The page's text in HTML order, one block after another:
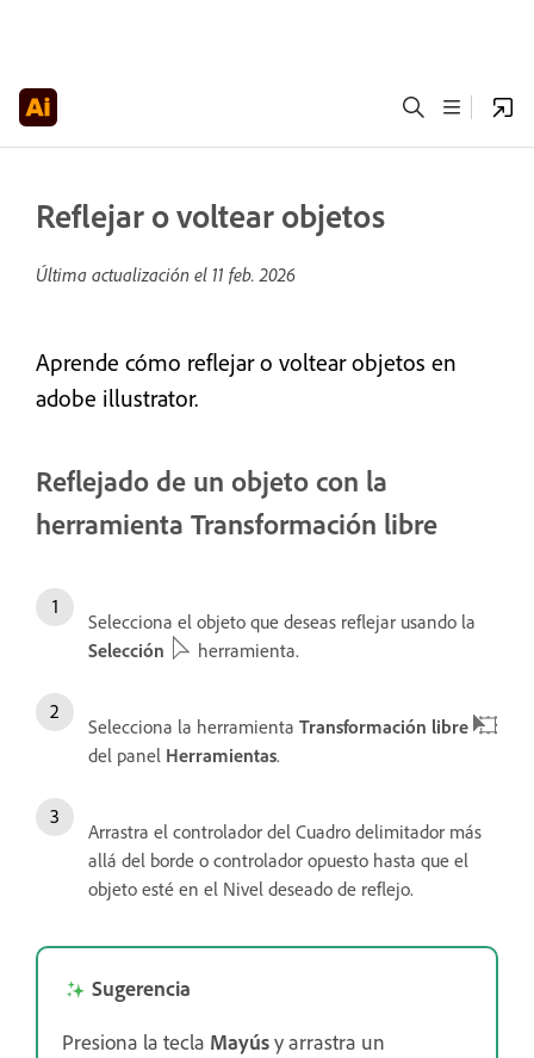
Reflejar o voltear objetos
Última actualización el 11 feb. 2026
Aprende cómo reflejar o voltear objetos en
adobe illustrator.
Reflejado de un objeto con la
herramienta Transformación libre
Selecciona el objeto que deseas reflejar usando la
Selección
herramienta.
Selecciona la herramienta Transformación libre
del panel Herramientas.
Arrastra el controlador del Cuadro delimitador más
allá del borde o controlador opuesto hasta que el
objeto esté en el Nivel deseado de reflejo.
Sugerencia
Presiona la tecla Mayúsy arrastra un